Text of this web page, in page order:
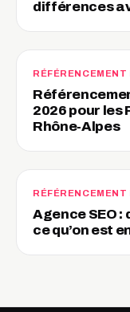
différences
RÉFÉRENCEMENT
2026 pour les
Rhône-Alpes
RÉFÉRENCEMENT
Agence SEO
ce qu’on est